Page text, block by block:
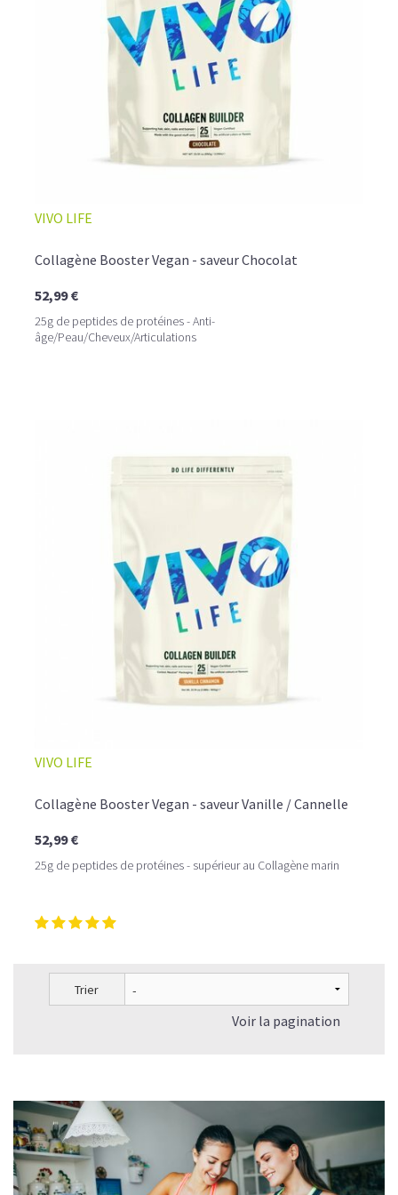
☕ LATTE MACCHIATO GLACÉ
Un café riche avec un soupçon de caramel pour un
moment de pure détente… ou de concentration avant le
Une énergie immédiate et stable, sans pic de glycémie,
qui vous accompagne toute la matinée et un allié parfait
Pour ceux qui veulent retrouver le plaisir d’un vrai café
glacé, sans se sentir lourd ni affamé.
🍯 CAFÉ FRAPPÉ AU CARAMEL PROTÉINÉ
LE PLAISIR D’UN DESSERT GLACÉ, SANS LE SUCRE EN
TROP
VIVO LIFE
Collagène Booster Vegan - saveur Chocolat
52,99 €
25g de peptides de protéines - Anti-
âge/Peau/Cheveux/Articulations
VIVO LIFE
Collagène Booster Vegan - saveur Vanille / Cannelle
52,99 €
25g de peptides de protéines - supérieur au Collagène marin
Trier
Voir la pagination